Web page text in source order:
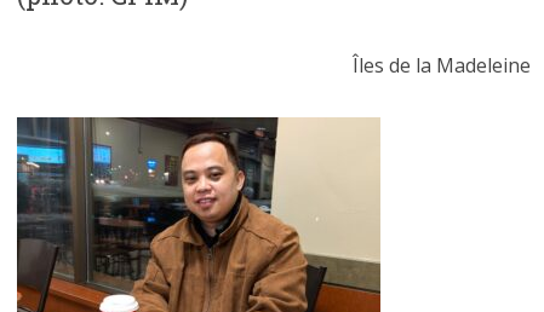
Îles de la Madeleine